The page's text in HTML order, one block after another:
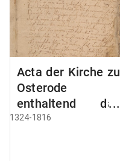
Acta der Kirche zu
Osterode
enthaltend das
Privilegium der
1324-1816